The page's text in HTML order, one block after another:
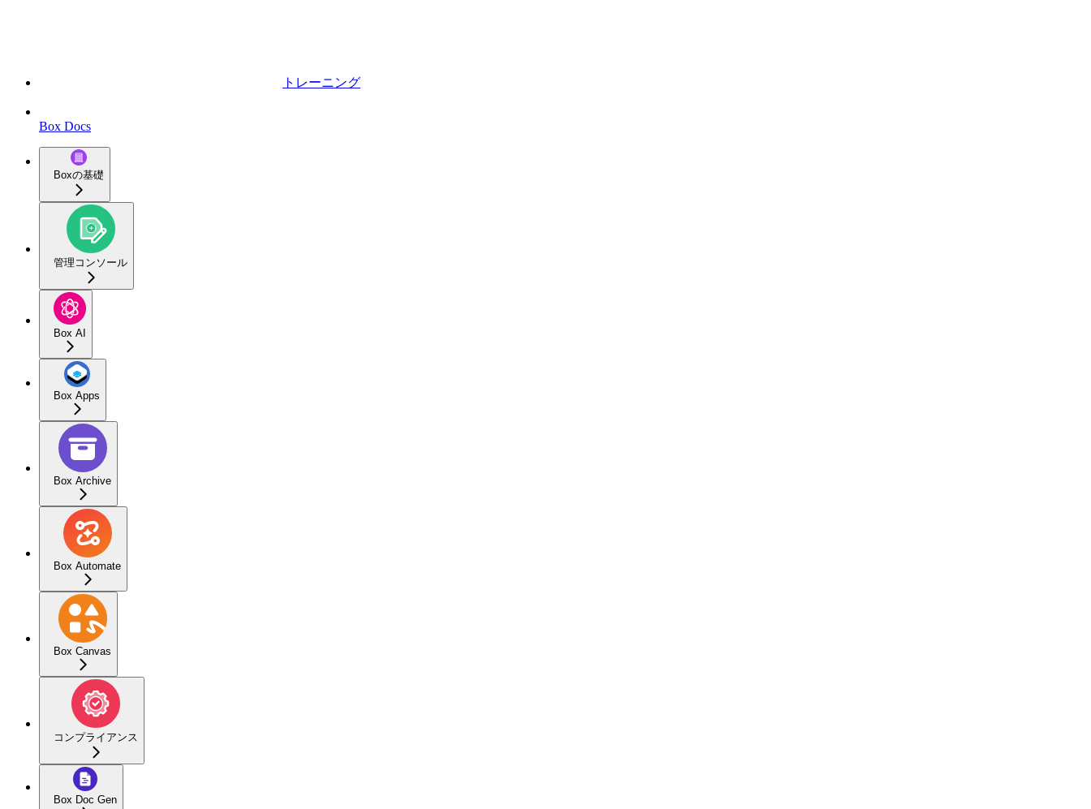
トレーニング
Box Docs
Boxの基礎
管理コンソール
Box AI
Box Apps
Box Archive
Box Automate
Box Canvas
コンプライアンス
Box Doc Gen